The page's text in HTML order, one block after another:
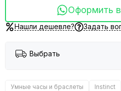
Оформить
Нашли дешевле? Задать
Выбрать
Умные часы и браслеты Instinct